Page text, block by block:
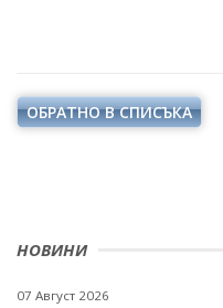
НОВИНИ
07 Август 2026
ОБРАТНО В СПИСЪКА